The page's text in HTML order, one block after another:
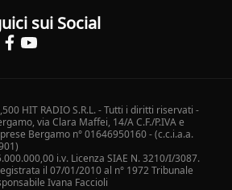
sui Social
HIT RADIO S.R.L. - Tutti i diritti riservati -
via Clara Maffei, 14/A C.F./P.IVA e
Bergamo n° 01646950160 - (c.c.i.a.a.
i.v. Licenza SIAE N. 3210/I/3087.
il 07/01/2010 al n° 1972 Tribunale
Ivana Faccioli